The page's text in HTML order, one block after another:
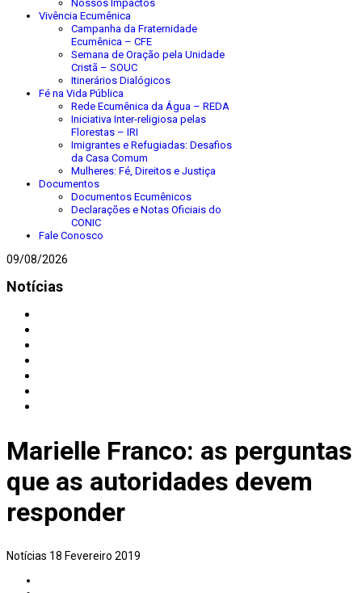
Nossos Impactos
Vivência Ecumênica
Campanha da Fraternidade
Ecumênica – CFE
Semana de Oração pela Unidade
Cristã – SOUC
Itinerários Dialógicos
Fé na Vida Pública
Rede Ecumênica da Água – REDA
Iniciativa Inter-religiosa pelas
Florestas – IRI
Imigrantes e Refugiadas: Desafios
da Casa Comum
Mulheres: Fé, Direitos e Justiça
Documentos
Documentos Ecumênicos
Declarações e Notas Oficiais do
CONIC
Fale Conosco
09/08/2026
Notícias
Marielle Franco: as perguntas
que as autoridades devem
responder
Notícias 18 Fevereiro 2019